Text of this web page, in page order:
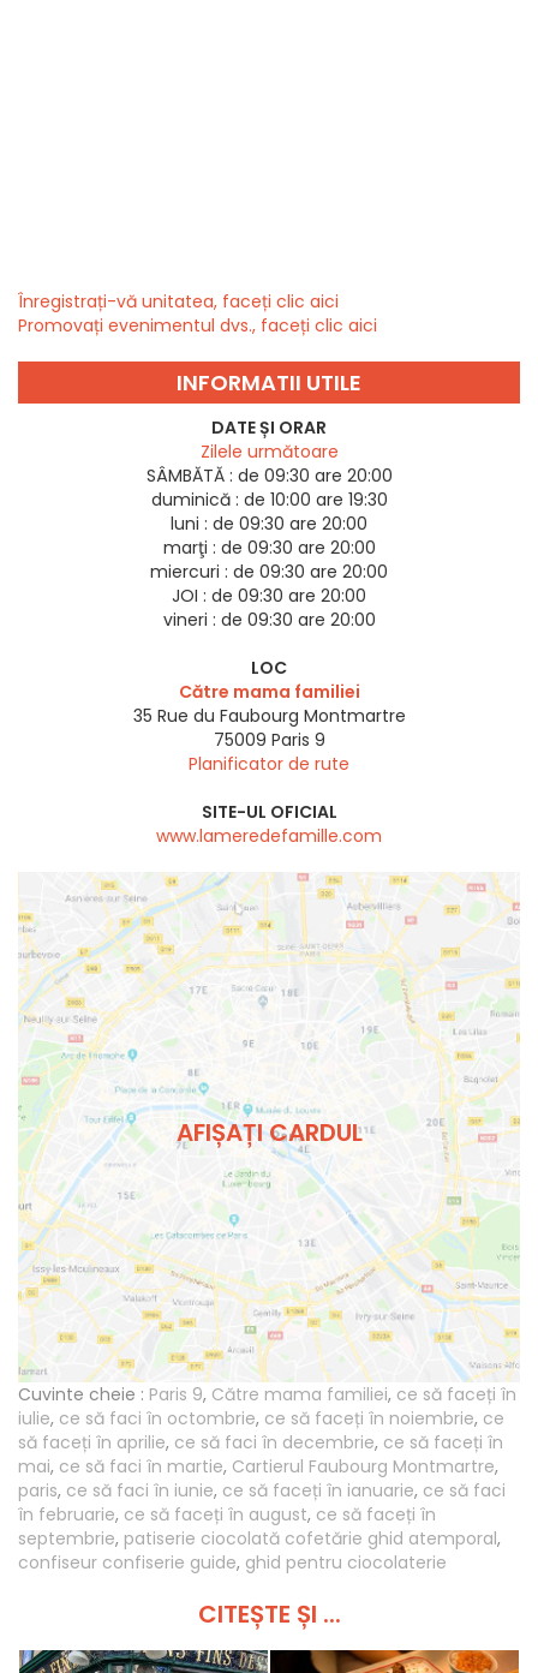
Înregistrați-vă unitatea, faceți clic aici
Promovați evenimentul dvs., faceți clic aici
INFORMATII UTILE
DATE ȘI ORAR
Zilele următoare
SÂMBĂTĂ : de 09:30 are 20:00
duminică : de 10:00 are 19:30
luni : de 09:30 are 20:00
marţi : de 09:30 are 20:00
miercuri : de 09:30 are 20:00
JOI : de 09:30 are 20:00
vineri : de 09:30 are 20:00
LOC
Către mama familiei
35 Rue du Faubourg Montmartre
75009 Paris 9
Planificator de rute
SITE-UL OFICIAL
www.lameredefamille.com
AFIȘAȚI CARDUL
Cuvinte cheie : Paris 9, Către mama familiei, ce să faceți în
iulie, ce să faci în octombrie, ce să faceți în noiembrie, ce
să faceți în aprilie, ce să faci în decembrie, ce să faceți în
mai, ce să faci în martie, Cartierul Faubourg Montmartre,
paris, ce să faci în iunie, ce să faceți în ianuarie, ce să faci
în februarie, ce să faceți în august, ce să faceți în
septembrie, patiserie ciocolată cofetărie ghid atemporal,
confiseur confiserie guide, ghid pentru ciocolaterie
CITEȘTE ȘI ...